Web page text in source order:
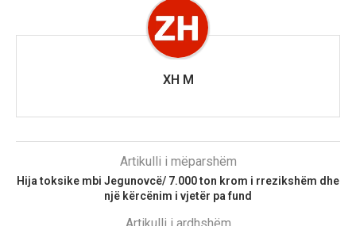
XH M
Artikulli i mëparshëm
Hija toksike mbi Jegunovcë/ 7.000 ton krom i rrezikshëm dhe
një kërcënim i vjetër pa fund